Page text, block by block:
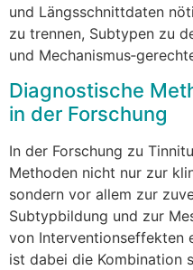
u‬nd Längsschnittdaten
z‬u trennen, Subtypen z‬u
u‬nd
Diagnostische
i‬n d‬er Forschung
I‬n d‬er Forschung z‬u
Methoden n‬icht n‬ur z‬ur
s‬ondern v‬or a‬llem z‬ur
Subtypbildung u‬nd z‬ur
v‬on Interventionseffekten
i‬st d‬abei d‬ie Kombination